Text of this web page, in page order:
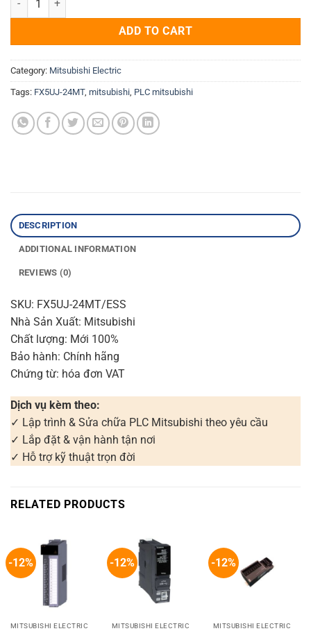
ADD TO CART
Category: Mitsubishi Electric
Tags: FX5UJ-24MT, mitsubishi PLC mitsubishi
DESCRIPTION
ADDITIONAL INFORMATION
REVIEWS (0)
SKU: FX5UJ-24MT/ESS
Nhà Sản Xuất: Mitsubishi
Chất lượng: Mới 100%
Bảo hành: Chính hãng
Chứng từ: hóa đơn VAT
Dịch vụ kèm theo:
✓ Lập trình & Sửa chữa PLC Mitsubishi theo yêu cầu
✓ Lắp đặt & vận hành tận nơi
✓ Hỗ trợ kỹ thuật trọn đời
RELATED PRODUCTS
-12%
MITSUBISHI ELECTRIC
-12%
MITSUBISHI ELECTRIC
-12%
MITSUBISHI ELECTRIC